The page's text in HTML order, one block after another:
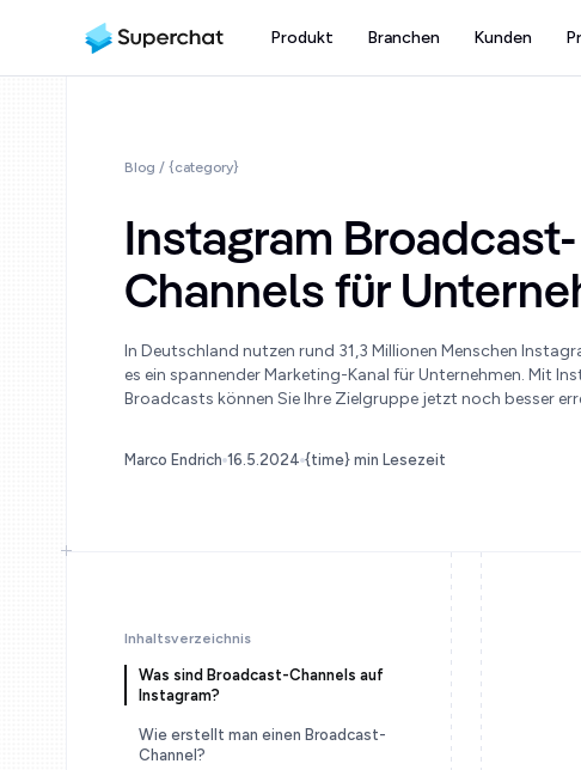
Produkt Branchen Kunden
Blog / {category}
Instagram Broadcast-
Channels für
In Deutschland nutzen rund 31,3 Millionen Menschen
es ein spannender Marketing-Kanal für Unternehmen. Mit
Broadcasts können Sie Ihre Zielgruppe jetzt noch besser
Marco Endrich 16.5.2024 {time} min Lesezeit
Inhaltsverzeichnis
Was sind Broadcast-Channels auf
Instagram?
Wie erstellt man einen Broadcast-
Channel?